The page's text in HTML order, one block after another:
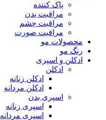
پاک کننده
مراقبت بدن
مراقبت چشم
مراقبت صورت
محصولات مو
رنگ مو
ادکلن و اسپری
ادکلن
ادکلن زنانه
ادکلن مردانه
اسپری بدن
اسپری زنانه
اسپری مردانه